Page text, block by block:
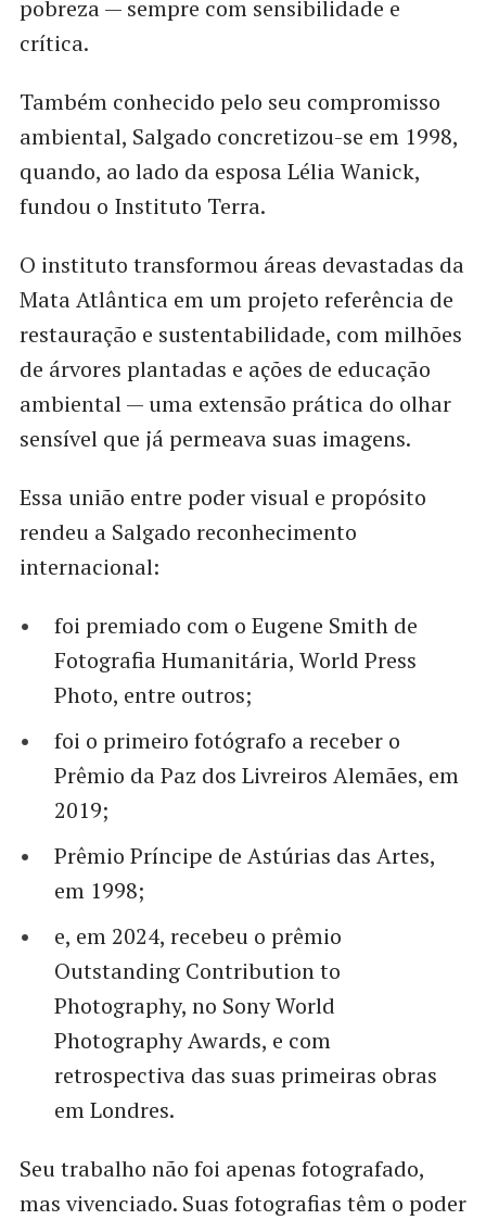
pobreza — sempre com sensibilidade e
crítica.
Também conhecido pelo seu compromisso
ambiental, Salgado concretizou-se em 1998,
quando, ao lado da esposa Lélia Wanick,
fundou o Instituto Terra.
O instituto transformou áreas devastadas da
Mata Atlântica em um projeto referência de
restauração e sustentabilidade, com milhões
de árvores plantadas e ações de educação
ambiental — uma extensão prática do olhar
sensível que já permeava suas imagens.
Essa união entre poder visual e propósito
rendeu a Salgado reconhecimento
internacional:
foi premiado com o Eugene Smith de
Fotografia Humanitária, World Press
Photo, entre outros;
foi o primeiro fotógrafo a receber o
Prêmio da Paz dos Livreiros Alemães, em
2019;
Prêmio Príncipe de Astúrias das Artes,
em 1998;
e, em 2024, recebeu o prêmio
Outstanding Contribution to
Photography, no Sony World
Photography Awards, e com
retrospectiva das suas primeiras obras
em Londres.
Seu trabalho não foi apenas fotografado,
mas vivenciado. Suas fotografias têm o poder